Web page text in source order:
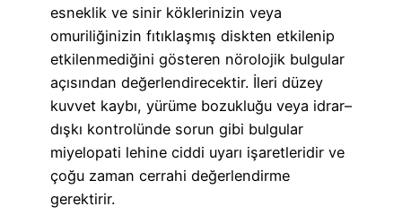
esneklik ve sinir köklerinizin veya
omuriliğinizin fıtıklaşmış diskten etkilenip
etkilenmediğini gösteren nörolojik bulgular
açısından değerlendirecektir. İleri düzey
kuvvet kaybı, yürüme bozukluğu veya idrar–
dışkı kontrolünde sorun gibi bulgular
miyelopati lehine ciddi uyarı işaretleridir ve
çoğu zaman cerrahi değerlendirme
gerektirir.